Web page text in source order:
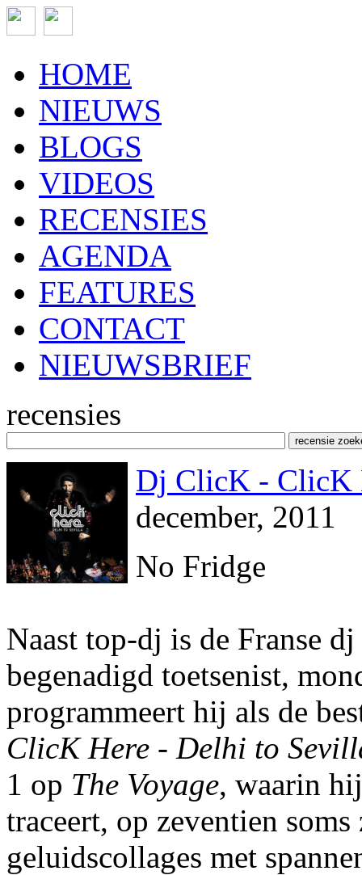
HOME
NIEUWS
BLOGS
VIDEOS
RECENSIES
AGENDA
FEATURES
CONTACT
NIEUWSBRIEF
recensies
Dj ClicK - ClicK
december, 2011
No Fridge
Naast top-dj is de Franse
begenadigd toetsenist,
programmeert hij als de
ClicK Here - Delhi to
1 op The Voyage, waarin
traceert, op zeventien
geluidscollages met